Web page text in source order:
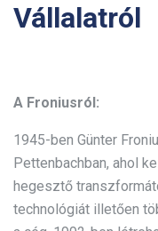
Vállalatról
A Froniusról:
1945-ben Günter
Pettenbachban, ahol
hegesztő
technológiát illetően